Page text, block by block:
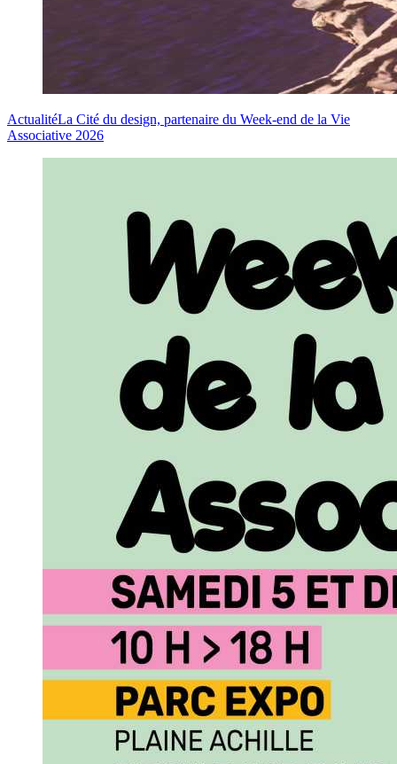
ActualitéLa Cité du design, partenaire du Week-end de la Vie
Associative 2026